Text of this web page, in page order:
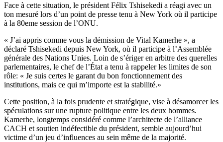
Face à cette situation, le président Félix Tshisekedi a réagi avec un
ton mesuré lors d’un point de presse tenu à New York où il participe
à la 80eme session de l’ONU.
‎« J’ai appris comme vous la démission de Vital Kamerhe », a
déclaré Tshisekedi depuis New York, où il participe à l’Assemblée
générale des Nations Unies. Loin de s’ériger en arbitre des querelles
parlementaires, le chef de l’État a tenu à rappeler les limites de son
rôle: « Je suis certes le garant du bon fonctionnement des
institutions, mais ce qui m’importe est la stabilité.»
‎Cette position, à la fois prudente et stratégique, vise à désamorcer les
spéculations sur une rupture politique entre les deux hommes.
Kamerhe, longtemps considéré comme l’architecte de l’alliance
CACH et soutien indéfectible du président, semble aujourd’hui
victime d’un jeu d’influences au sein même de la majorité.